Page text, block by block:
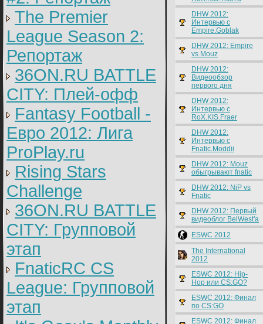
The Premier
League Season 2:
Репортаж
36ON.RU BATTLE
CITY: Плей-офф
Fantasy Football -
Евро 2012: Лига
ProPlay.ru
Rising Stars
Challenge
36ON.RU BATTLE
CITY: Групповой
этап
FnaticRC CS
League: Групповой
этап
DHW 2012:
Интервью с
Empire.Goblak
DHW 2012: Empire
vs Mouz
DHW 2012:
Видеообзор
первого дня
DHW 2012:
Интервью с
RoX.KIS.Fraer
DHW 2012:
Интервью с
Fnatic.Moddii
DHW 2012: Mouz
обыгрывают fnatic
DHW 2012: NiP vs
Fnatic
DHW 2012: Первый
видеоблог BelWest'a
ESWC 2012
The International
2012
ESWC 2012: Hip-
Hop или CS:GO?
ESWC 2012: Финал
по CS:GO
ESWC 2012: Финал